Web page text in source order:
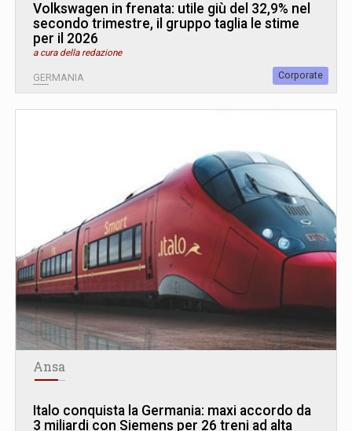
Volkswagen in frenata: utile giù del 32,9% nel
secondo trimestre, il gruppo taglia le stime
per il 2026
a cura della redazione
GERMANIA Corporate
Ansa
Italo conquista la Germania: maxi accordo da
3 miliardi con Siemens per 26 treni ad alta